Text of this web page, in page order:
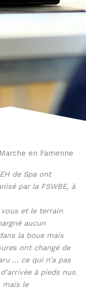
en Famenne
de Spa ont
par la FSWBE, à
vous et le terrain
aucun
la boue mais
ont changé de
… ce qui n’a pas
à pieds nus.
mais le